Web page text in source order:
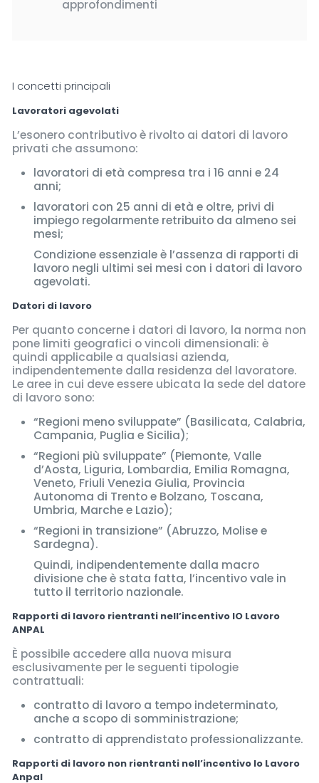
approfondimenti
I concetti principali
Lavoratori agevolati
L’esonero contributivo è rivolto ai datori di lavoro
privati che assumono:
lavoratori di età compresa tra i 16 anni e 24
anni;
lavoratori con 25 anni di età e oltre, privi di
impiego regolarmente retribuito da almeno sei
mesi;
Condizione essenziale è l’assenza di rapporti di
lavoro negli ultimi sei mesi con i datori di lavoro
agevolati.
Datori di lavoro
Per quanto concerne i datori di lavoro, la norma non
pone limiti geografici o vincoli dimensionali: è
quindi applicabile a qualsiasi azienda,
indipendentemente dalla residenza del lavoratore.
Le aree in cui deve essere ubicata la sede del datore
di lavoro sono:
“Regioni meno sviluppate” (Basilicata, Calabria,
Campania, Puglia e Sicilia);
“Regioni più sviluppate” (Piemonte, Valle
d’Aosta, Liguria, Lombardia, Emilia Romagna,
Veneto, Friuli Venezia Giulia, Provincia
Autonoma di Trento e Bolzano, Toscana,
Umbria, Marche e Lazio);
“Regioni in transizione” (Abruzzo, Molise e
Sardegna).
Quindi, indipendentemente dalla macro
divisione che è stata fatta, l’incentivo vale in
tutto il territorio nazionale.
Rapporti di lavoro rientranti nell’incentivo IO Lavoro
ANPAL
È possibile accedere alla nuova misura
esclusivamente per le seguenti tipologie
contrattuali:
contratto di lavoro a tempo indeterminato,
anche a scopo di somministrazione;
contratto di apprendistato professionalizzante.
Rapporti di lavoro non rientranti nell’incentivo Io Lavoro
Anpal